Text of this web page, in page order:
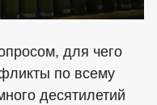
для чего
по всему
десятилетий